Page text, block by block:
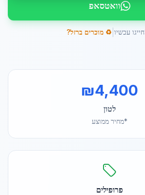
וואטסאפ
חייגו עכשיו ♻️ מוכרים ברזל?
₪4,400
לטון
*מחיר ממוצע
פרופילים